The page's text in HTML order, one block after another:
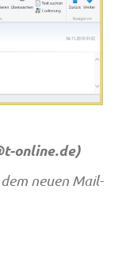
online.de)
neuen Mail-